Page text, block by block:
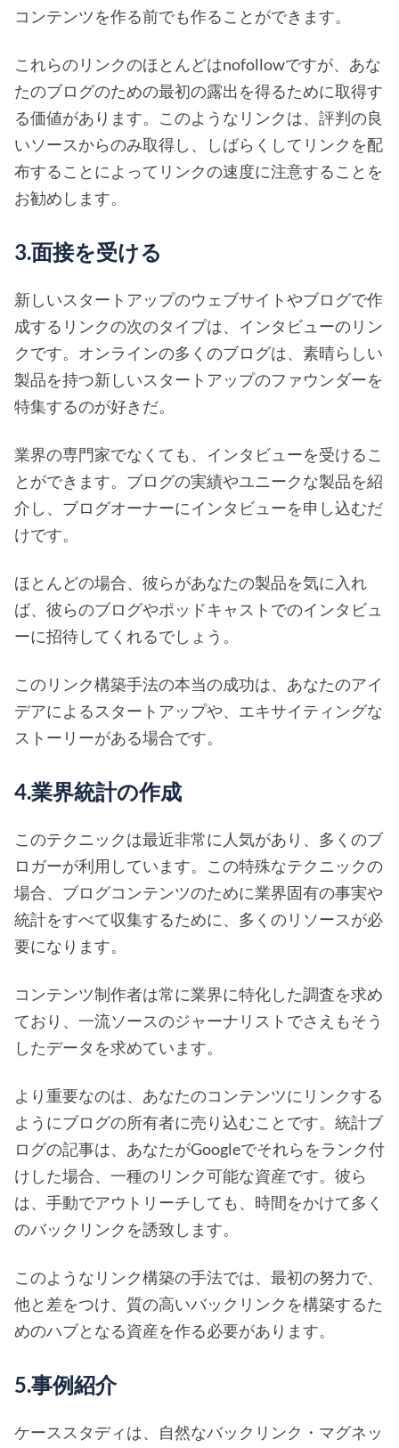
コンテンツを作る前でも作ることができます。
これらのリンクのほとんどはnofollowですが、あな
たのブログのための最初の露出を得るために取得す
る価値があります。このようなリンクは、評判の良
いソースからのみ取得し、しばらくしてリンクを配
布することによってリンクの速度に注意することを
お勧めします。
3.面接を受ける
新しいスタートアップのウェブサイトやブログで作
成するリンクの次のタイプは、インタビューのリン
クです。オンラインの多くのブログは、素晴らしい
製品を持つ新しいスタートアップのファウンダーを
特集するのが好きだ。
業界の専門家でなくても、インタビューを受けるこ
とができます。ブログの実績やユニークな製品を紹
介し、ブログオーナーにインタビューを申し込むだ
けです。
ほとんどの場合、彼らがあなたの製品を気に入れ
ば、彼らのブログやポッドキャストでのインタビュ
ーに招待してくれるでしょう。
このリンク構築手法の本当の成功は、あなたのアイ
デアによるスタートアップや、エキサイティングな
ストーリーがある場合です。
4.業界統計の作成
このテクニックは最近非常に人気があり、多くのブ
ロガーが利用しています。この特殊なテクニックの
場合、ブログコンテンツのために業界固有の事実や
統計をすべて収集するために、多くのリソースが必
要になります。
コンテンツ制作者は常に業界に特化した調査を求め
ており、一流ソースのジャーナリストでさえもそう
したデータを求めています。
より重要なのは、あなたのコンテンツにリンクする
ようにブログの所有者に売り込むことです。統計ブ
ログの記事は、あなたがGoogleでそれらをランク付
けした場合、一種のリンク可能な資産です。彼ら
は、手動でアウトリーチしても、時間をかけて多く
のバックリンクを誘致します。
このようなリンク構築の手法では、最初の努力で、
他と差をつけ、質の高いバックリンクを構築するた
めのハブとなる資産を作る必要があります。
5.事例紹介
ケーススタディは、自然なバックリンク・マグネッ